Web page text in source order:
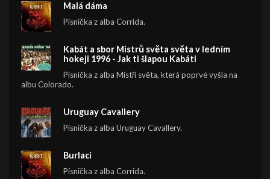
Malá dáma
Písnička z alba Corrida.
Kabát a sbor Mistrů světa světa v ledním
hokeji 1996 - Jak ti šlapou Kabáti
Písnička z alba Mistři světa, která poprvé vyšla na
albu Colorado.
Uruguay Cavallery
Písnička z alba Uruguay Cavallery.
Burlaci
Písnička z alba Corrida.